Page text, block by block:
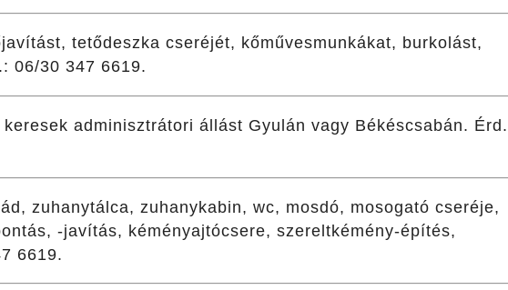
tetődeszka cseréjét, kőművesmunkákat, burkolást,
06/30 347 6619.
adminisztrátori állást Gyulán vagy Békéscsabán.
zuhanytálca, zuhanykabin, wc, mosdó, mosogató cseréje,
-javítás, kéményajtócsere, szereltkémény-építés,
6619.